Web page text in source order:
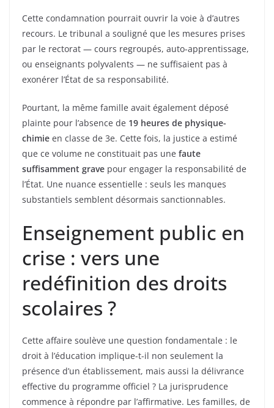
Cette condamnation pourrait ouvrir la voie à d’autres
recours. Le tribunal a souligné que les mesures prises
par le rectorat — cours regroupés, auto-apprentissage,
ou enseignants polyvalents — ne suffisaient pas à
exonérer l’État de sa responsabilité.
Pourtant, la même famille avait également déposé
plainte pour l’absence de 19 heures de physique-
chimie en classe de 3e. Cette fois, la justice a estimé
que ce volume ne constituait pas une faute
suffisamment grave pour engager la responsabilité de
l’État. Une nuance essentielle : seuls les manques
substantiels semblent désormais sanctionnables.
Enseignement public en
crise : vers une
redéfinition des droits
scolaires ?
Cette affaire soulève une question fondamentale : le
droit à l’éducation implique-t-il non seulement la
présence d’un établissement, mais aussi la délivrance
effective du programme officiel ? La jurisprudence
commence à répondre par l’affirmative. Les familles, de